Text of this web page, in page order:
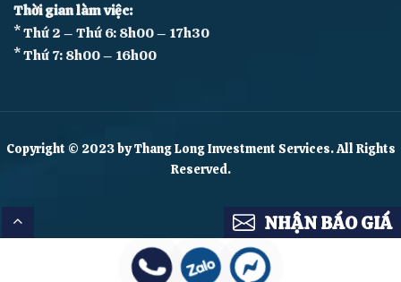
Thời gian làm việc:
* Thứ 2 – Thứ 6: 8h00 – 17h30
* Thứ 7: 8h00 – 16h00
Copyright © 2023 by Thang Long Investment Services. All Rights
Reserved.
NHẬN BÁO GIÁ